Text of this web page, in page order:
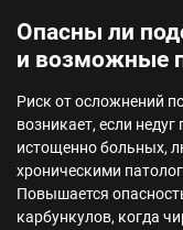
Опасны ли
и возможные
Риск от осложнений
возникает, если
истощенно больных,
хроническими
Повышается
карбункулов, когда